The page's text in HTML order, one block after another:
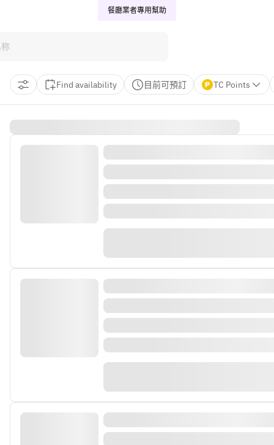
餐廳業者專用幫助
Find availability 目前可預訂 TC Points